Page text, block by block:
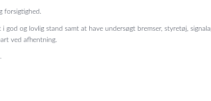
forsigtighed.
og lovlig stand samt at have undersøgt bremser, styretøj,
ved afhentning.